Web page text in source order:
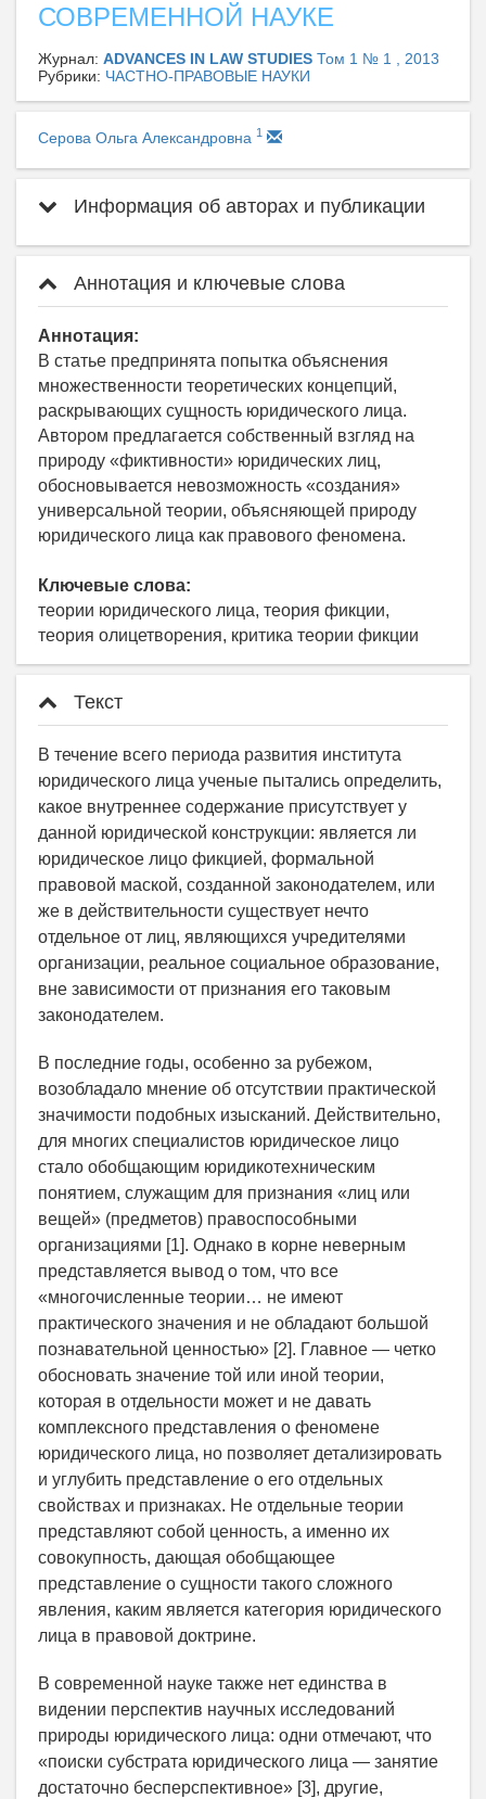
СОВРЕМЕННОЙ НАУКЕ
Журнал: ADVANCES IN LAW STUDIES Том 1 № 1 , 2013
Рубрики: ЧАСТНО-ПРАВОВЫЕ НАУКИ
Серова Ольга Александровна 1
Информация об авторах и публикации
Аннотация и ключевые слова
Аннотация:
В статье предпринята попытка объяснения
множественности теоретических концепций,
раскрывающих сущность юридического лица.
Автором предлагается собственный взгляд на
природу «фиктивности» юридических лиц,
обосновывается невозможность «создания»
универсальной теории, объясняющей природу
юридического лица как правового феномена.
Ключевые слова:
теории юридического лица, теория фикции,
теория олицетворения, критика теории фикции
Текст
В течение всего периода развития института
юридического лица ученые пытались определить,
какое внутреннее содержание присутствует у
данной юридической конструкции: является ли
юридическое лицо фикцией, формальной
правовой маской, созданной законодателем, или
же в действительности существует нечто
отдельное от лиц, являющихся учредителями
организации, реальное социальное образование,
вне зависимости от признания его таковым
законодателем.
В последние годы, особенно за рубежом,
возобладало мнение об отсутствии практической
значимости подобных изысканий. Действительно,
для многих специалистов юридическое лицо
стало обобщающим юридико­техническим
понятием, служащим для признания «лиц или
вещей» (предметов) правоспособными
организациями [1]. Однако в корне неверным
представляется вывод о том, что все
«многочисленные теории… не имеют
практического значения и не обладают большой
познавательной ценностью» [2]. Главное — четко
обосновать значение той или иной теории,
которая в отдельности может и не давать
комплексного представления о феномене
юридического лица, но позволяет детализировать
и углубить представление о его отдельных
свойствах и признаках. Не отдельные теории
представляют собой ценность, а именно их
совокупность, дающая обобщающее
представление о сущности такого сложного
явления, каким является категория юридического
лица в правовой доктрине.
В современной науке также нет единства в
видении перспектив научных исследований
природы юридического лица: одни отмечают, что
«поиски субстрата юридического лица — занятие
достаточно бесперспективное» [3], другие,